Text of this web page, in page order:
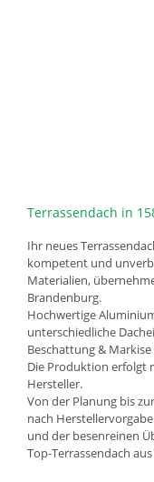
Terrassendach in
Ihr neues
kompetent und
Materialien,
Brandenburg.
Hochwertige
unterschiedliche
Beschattung &
Die Produktion erfolgt
Hersteller.
Von der Planung bis
nach
und der besenreinen
Top-Terrassendach